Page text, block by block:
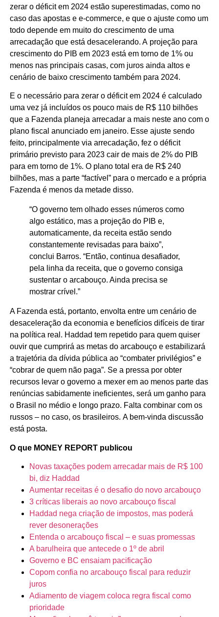
zerar o déficit em 2024 estão superestimadas, como no
caso das apostas e e-commerce, e que o ajuste como um
todo depende em muito do crescimento de uma
arrecadação que está desacelerando. A projeção para
crescimento do PIB em 2023 está em torno de 1% ou
menos nas principais casas, com juros ainda altos e
cenário de baixo crescimento também para 2024.
E o necessário para zerar o déficit em 2024 é calculado
uma vez já incluídos os pouco mais de R$ 110 bilhões
que a Fazenda planeja arrecadar a mais neste ano com o
plano fiscal anunciado em janeiro. Esse ajuste sendo
feito, principalmente via arrecadação, fez o déficit
primário previsto para 2023 cair de mais de 2% do PIB
para em torno de 1%. O plano total era de R$ 240
bilhões, mas a parte “factível” para o mercado e a própria
Fazenda é menos da metade disso.
“O governo tem olhado esses números como
algo estático, mas a projeção do PIB e,
automaticamente, da receita estão sendo
constantemente revisadas para baixo”,
conclui Barros. “Então, continua desafiador,
pela linha da receita, que o governo consiga
sustentar o arcabouço. Ainda precisa se
mostrar crível.”
A Fazenda está, portanto, envolta entre um cenário de
desaceleração da economia e benefícios difíceis de tirar
na política real. Haddad tem repetido para quem quiser
ouvir que cumprirá as metas do arcabouço e estabilizará
a trajetória da dívida pública ao “combater privilégios” e
“cobrar de quem não paga”. Se a pressa por obter
recursos levar o governo a mexer em ao menos parte das
renúncias sabidamente ineficientes, será um ganho para
o Brasil no médio e longo prazo. Falta combinar com os
russos – no caso, os brasileiros. A bem-vinda discussão
está posta.
O que MONEY REPORT publicou
Novas taxações podem arrecadar mais de R$ 100
bi, diz Haddad
Aumentar receitas é o desafio do novo arcabouço
3 críticas liberais ao novo arcabouço fiscal
Haddad nega criação de impostos, mas poderá
rever desonerações
Entenda o arcabouço fiscal – e suas promessas
A barulheira que antecede o 1º de abril
Governo e BC ensaiam pacificação
Copom confia no arcabouço fiscal para reduzir
juros
Adiamento de viagem coloca regra fiscal como
prioridade